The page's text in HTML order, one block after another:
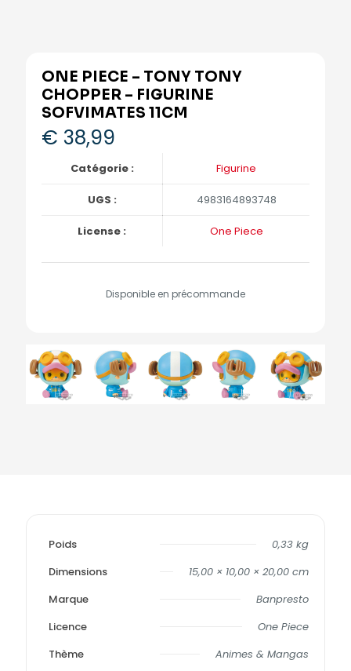
ONE PIECE – TONY TONY
CHOPPER – FIGURINE
SOFVIMATES 11CM
€ 38,99
Catégorie : Figurine
UGS : 4983164893748
License : One Piece
Disponible en précommande
Poids
0,33 kg
Dimensions
15,00 × 10,00 × 20,00 cm
Marque
Banpresto
Licence
One Piece
Thème
Animes & Mangas